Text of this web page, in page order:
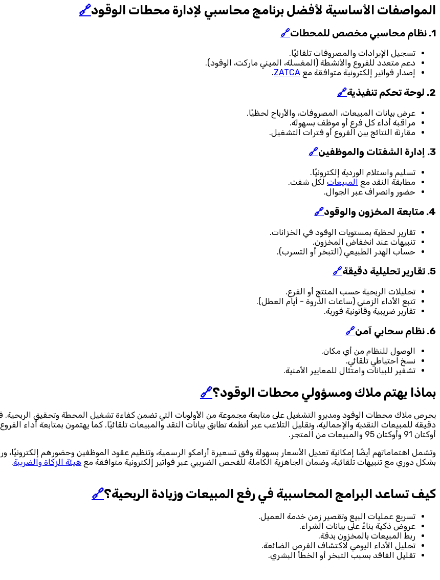
المواصفات الأساسية لأفضل برنامج محاسبي لإدارة محطات الوقود🔗
1. نظام محاسبي مخصص للمحطات 🔗
تسجيل الإيرادات والمصروفات تلقائيًا.
دعم متعدد للفروع والأنشطة (المغسلة، الميني ماركت، الوقود).
إصدار فواتير إلكترونية متوافقة مع ZATCA
.
2. لوحة تحكم تنفيذية 🔗
عرض بيانات المبيعات، المصروفات، والأرباح لحظيًا.
مراقبة أداء كل فرع أو موظف بسهولة.
مقارنة النتائج بين الفروع أو فترات التشغيل.
3. إدارة الشفتات والموظفين 🔗
تسليم واستلام الوردية إلكترونيًا.
مطابقة النقد مع المبيعات لكل شفت.
حضور وانصراف عبر الجوال.
4. متابعة المخزون والوقود 🔗
تقارير لحظية بمستويات الوقود في الخزانات.
تنبيهات عند انخفاض المخزون.
حساب الهدر الطبيعي (التبخر أو التسرب).
5. تقارير تحليلية دقيقة 🔗
تحليلات الربحية حسب المنتج أو الفرع.
تتبع الأداء الزمني (ساعات الذروة - أيام العطل).
تقارير ضريبية وقانونية فورية.
6. نظام سحابي آمن 🔗
الوصول للنظام من أي مكان.
نسخ احتياطي تلقائي.
تشفير للبيانات وامتثال للمعايير الأمنية.
بماذا يهتم ملاك ومسؤولي محطات الوقود؟🔗
يحرص ملاك محطات الوقود ومديرو التشغيل على متابعة مجموعة من الأولويات التي تضمن كفاءة تشغيل المحطة وتحقيق الربحية.
دقيقة للمبيعات النقدية والإجمالية، وتقليل التلاعب عبر أنظمة تطابق بيانات النقد والمبيعات تلقائيًا. كما يهتمون بمتابعة أداء
أوكتان 91 وأوكتان 95 والمبيعات من المتجر.
وتشمل اهتماماتهم أيضًا إمكانية تعديل الأسعار بسهولة وفق تسعيرة أرامكو الرسمية، وتنظيم عقود الموظفين وحضورهم
بشكل دوري مع تنبيهات تلقائية، وضمان الجاهزية الكاملة للفحص الضريبي عبر فواتير إلكترونية متوافقة مع هيئة الزكاة والضريبة.
كيف تساعد البرامج المحاسبية في رفع المبيعات وزيادة الربحية؟🔗
تسريع عمليات البيع وتقصير زمن خدمة العميل.
عروض ذكية بناءً على بيانات الشراء.
ربط المبيعات بالمخزون بدقة.
تحليل الأداء اليومي لاكتشاف الفرص الضائعة.
تقليل الفاقد بسبب التبخر أو الخطأ البشري.